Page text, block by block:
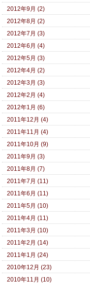
2012年9月 (2)
2012年8月 (2)
2012年7月 (3)
2012年6月 (4)
2012年5月 (3)
2012年4月 (2)
2012年3月 (3)
2012年2月 (4)
2012年1月 (6)
2011年12月 (4)
2011年11月 (4)
2011年10月 (9)
2011年9月 (3)
2011年8月 (7)
2011年7月 (11)
2011年6月 (11)
2011年5月 (10)
2011年4月 (11)
2011年3月 (10)
2011年2月 (14)
2011年1月 (24)
2010年12月 (23)
2010年11月 (10)